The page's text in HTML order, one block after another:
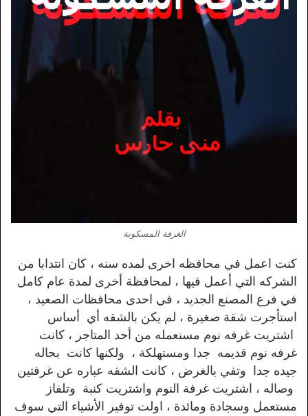
الغرفة المسكونة
كنت اعمل في محافظه اخرى لمده سنه ، كان انتدابا من
الشركه التي أعمل فيها ، لمحافظة أخرى لمدة عام كامل
في فرع المصنع الجديد ، في احدى محافظات الصعيد ،
استأجرت شقة صغيرة ، لم يكن بالشقه أي أساس
اشتريت غرفه نوم مستعمله من أحد المتاجر ، كانت
غرفه نوم قديمه جدا ومستهلكة ، ولكنها كانت بحاله
جيده جدا وتفي بالغرض ، كانت الشقه عباره عن غرفتين
وصاله ، اشتريت غرفة النوم واشتريت كنبة وتلفاز
مستعمل وسجادة ومائدة ، اولت توفير الأشياء التي سوف